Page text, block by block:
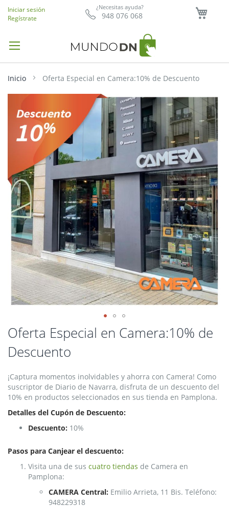
¿Necesitas ayuda?
948 076 068
Iniciar sesión
Regístrate
Inicio Oferta Especial en Camera:10% de Descuento
Oferta Especial en Camera:10% de
Descuento
¡Captura momentos inolvidables y ahorra con Camera! Como
suscriptor de Diario de Navarra, disfruta de un descuento del
10% en productos seleccionados en sus tienda en Pamplona.
Detalles del Cupón de Descuento:
Descuento: 10%
Pasos para Canjear el descuento:
Visita una de sus cuatro tiendas de Camera en
Pamplona:
CAMERA Central: Emilio Arrieta, 11 Bis. Teléfono:
948229318
final
imágenes
Saltar
al
comienzo
de
galería
de
imágenes